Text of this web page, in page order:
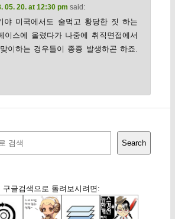
05. 20. at 12:30 pm said:
미국에서도 술먹고 황당한 짓 하는
이스에 올렸다가 나중에 취직면접에서
이하는 경우들이 종종 발생하곤 하죠.
Search
구글검색으로 돌려보시려면: